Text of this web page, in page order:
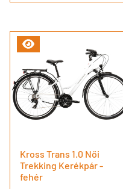
Kross Trans 1.0 Női
Trekking Kerékpár -
fehér